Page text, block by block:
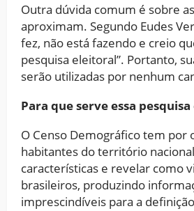
Outra dúvida comum é sobre
aproximam. Segundo Eudes
fez, não está fazendo e creio
pesquisa eleitoral”. Portanto,
serão utilizadas por nenhum
Para que serve essa
O Censo Demográfico tem por
habitantes do território
características e revelar como
brasileiros, produzindo
imprescindíveis para a